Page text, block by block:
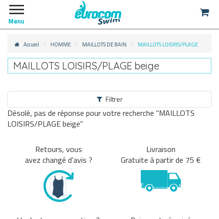
Menu
Accueil HOMME MAILLOTS DE BAIN MAILLOTS LOISIRS/PLAGE
MAILLOTS LOISIRS/PLAGE beige
Filtrer
HOMME
MAILLOTS DE BAIN
MAILLOTS LOISIRS/PLAGE(73)
MAILLOTS DE PISCINE
MAILLOTS DE COMPETITION
Désolé, pas de réponse pour votre recherche "MAILLOTS
LOISIRS/PLAGE beige"
Retours, vous
avez changé d'avis ?
Livraison
Gratuite à partir de 75 €